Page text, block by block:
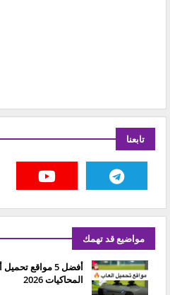
تابعنا
مواضيع قد تهمك
المحاكيات 2026